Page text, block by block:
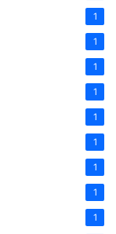
1
1
1
1
1
1
1
1
1